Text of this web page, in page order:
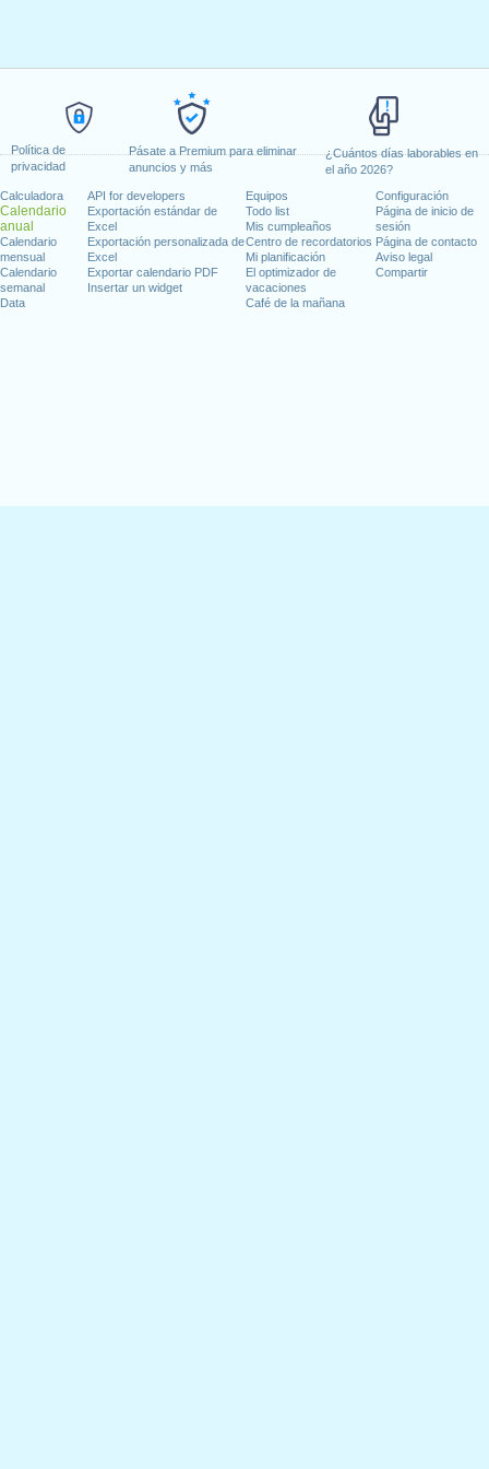
Política de
privacidad
Pásate a Premium para eliminar
anuncios y más
¿Cuántos días laborables en
el año 2026?
Calculadora
Calendario
anual
Calendario
mensual
Calendario
semanal
Data
API for developers
Exportación estándar de
Excel
Exportación personalizada de
Excel
Exportar calendario PDF
Insertar un widget
Equipos
Todo list
Mis cumpleaños
Centro de recordatorios
Mi planificación
El optimizador de
vacaciones
Café de la mañana
Configuración
Página de inicio de
sesión
Página de contacto
Aviso legal
Compartir